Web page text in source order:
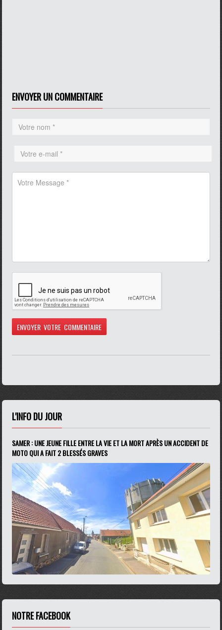
ENVOYER UN COMMENTAIRE
L'INFO DU JOUR
SAMER : UNE JEUNE FILLE ENTRE LA VIE ET LA MORT APRÈS UN ACCIDENT DE
MOTO QUI A FAIT 2 BLESSÉS GRAVES
NOTRE FACEBOOK